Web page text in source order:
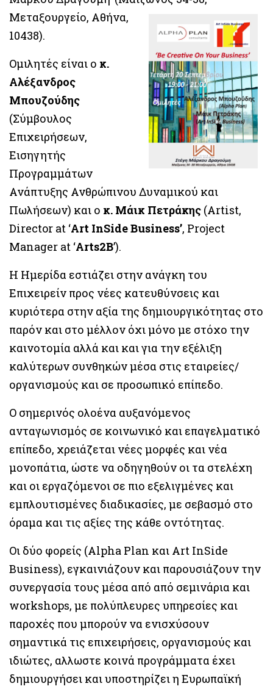
Μεταξουργείο, Αθήνα,
10438).
Ομιλητές είναι ο κ.
Αλέξανδρος
Μπουζούδης
(Σύμβουλος
Επιχειρήσεων,
Εισηγητής
Προγραμμάτων
Ανάπτυξης Ανθρώπινου Δυναμικού και
Πωλήσεων) και ο κ. Μάικ Πετράκης (Artist,
Director at ‘Art InSide Business’, Project
Manager at ‘Arts2B’).
Η Ημερίδα εστιάζει στην ανάγκη του
Επιχειρείν προς νέες κατευθύνσεις και
κυριότερα στην αξία της δημιουργικότητας στο
παρόν και στο μέλλον όχι μόνο με στόχο την
καινοτομία αλλά και και για την εξέλιξη
καλύτερων συνθηκών μέσα στις εταιρείες/
οργανισμούς και σε προσωπικό επίπεδο.
Ο σημερινός ολοένα αυξανόμενος
ανταγωνισμός σε κοινωνικό και επαγελματικό
επίπεδο, χρειάζεται νέες μορφές και νέα
μονοπάτια, ώστε να οδηγηθούν οι τα στελέχη
και οι εργαζόμενοι σε πιο εξελιγμένες και
εμπλουτισμένες διαδικασίες, με σεβασμό στο
όραμα και τις αξίες της κάθε οντότητας.
Οι δύο φορείς (Alpha Plan και Art InSide
Business), εγκαινιάζουν και παρουσιάζουν την
συνεργασία τους μέσα από από σεμινάρια και
workshops, με πολύπλευρες υπηρεσίες και
παροχές που μπορούν να ενισχύσουν
σημαντικά τις επιχειρήσεις, οργανισμούς και
ιδιώτες, αλλωστε κοινά προγράμματα έχει
δημιουργήσει και υποστηρίζει η Ευρωπαϊκή